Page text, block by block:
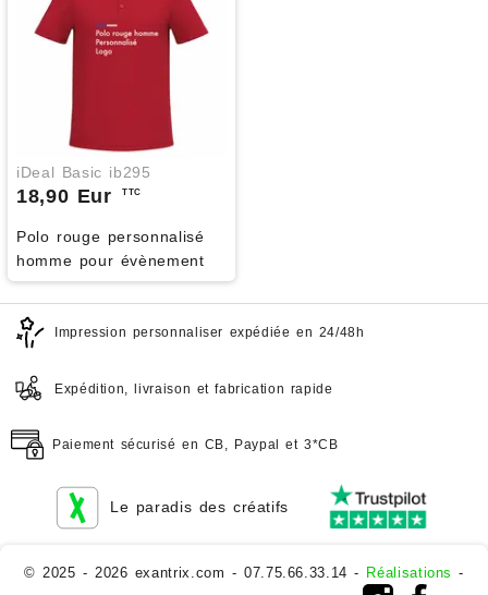
iDeal Basic ib295
18,90 Eur TTC
Polo rouge personnalisé
homme pour évènement
Impression personnaliser expédiée en 24/48h
Expédition, livraison et fabrication rapide
Paiement sécurisé en CB, Paypal et 3*CB
Le paradis des créatifs
© 2025 - 2026 exantrix.com - 07.75.66.33.14 - Réalisations -